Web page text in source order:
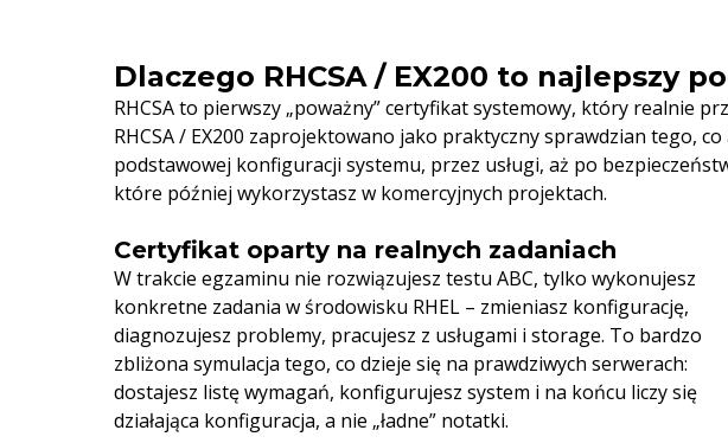
Dlaczego RHCSA / EX200 to najlepszy
RHCSA to pierwszy „poważny” certyfikat systemowy, który realnie
RHCSA / EX200 zaprojektowano jako praktyczny sprawdzian tego,
podstawowej konfiguracji systemu, przez usługi, aż po
które później wykorzystasz w komercyjnych projektach.
Certyfikat oparty na realnych zadaniach
W trakcie egzaminu nie rozwiązujesz testu ABC, tylko wykonujesz
konkretne zadania w środowisku RHEL – zmieniasz konfigurację,
diagnozujesz problemy, pracujesz z usługami i storage. To bardzo
zbliżona symulacja tego, co dzieje się na prawdziwych serwerach:
dostajesz listę wymagań, konfigurujesz system i na końcu liczy się
działająca konfiguracja, a nie „ładne” notatki.